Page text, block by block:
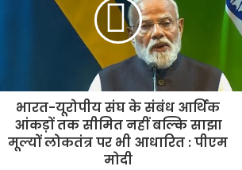
भारत-यूरोपीय संघ के संबंध आर्थिक
आंकड़ों तक सीमित नहीं बल्कि साझा
मूल्यों लोकतंत्र पर भी आधारित : पीएम
मोदी